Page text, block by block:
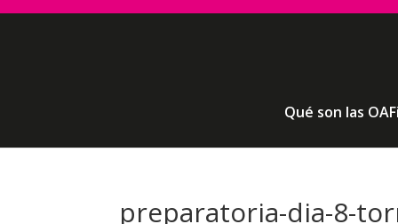
Qué son las
preparatoria-dia-8-